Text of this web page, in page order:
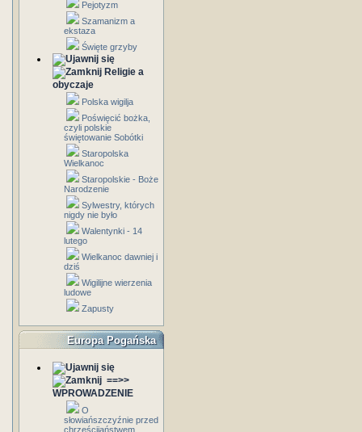
Pejotyzm
Szamanizm a
ekstaza
Święte grzyby
Religie a
obyczaje
Polska wigilja
Poświęcić bożka,
czyli polskie
świętowanie Sobótki
Staropolska
Wielkanoc
Staropolskie - Boże
Narodzenie
Sylwestry, których
nigdy nie było
Walentynki - 14
lutego
Wielkanoc dawniej i
dziś
Wigilijne wierzenia
ludowe
Zapusty
Europa Pogańska
==>>
WPROWADZENIE
O
słowiańszczyźnie przed
chrześcijaństwem